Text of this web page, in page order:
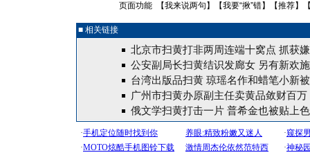
页面功能 【我来说两句 】【我要“揪”错】【推荐】
■ 相关链接
北京市扫黄打非两周连端十窝点 抓获
公安副局长扫黄结识发廊女 另有新欢
台湾出版品扫黄 琼瑶名作和蜡笔小新
广州市扫黄办原副主任卖黄品敛财百万
俄文学扫黄打击一片 普希金也被贴上